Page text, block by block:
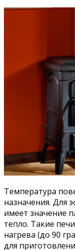
Температура
назначения. Для
имеет значение
тепло. Такие
нагрева (до 90
для